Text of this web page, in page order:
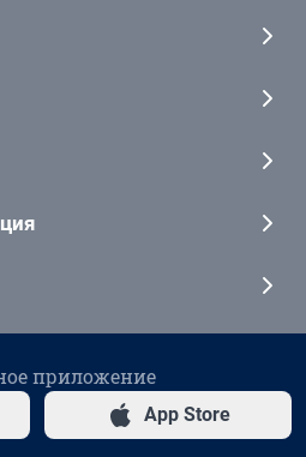
приложение
App Store